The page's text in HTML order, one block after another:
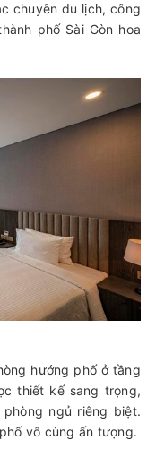
chuyên du lịch, công
phố Sài Gòn hoa
hướng phố ở tầng
thiết kế sang trọng,
ngủ riêng biệt.
vô cùng ấn tượng.